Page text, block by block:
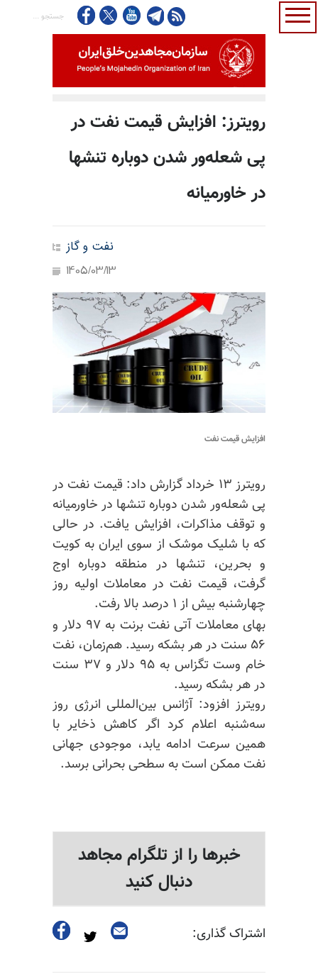
رویترز: افزایش قیمت نفت در
پی شعله‌ور شدن دوباره تنشها
در خاورمیانه
نفت و گاز
1405/03/13
افزایش قیمت نفت
رویترز ۱۳ خرداد گزارش داد: قیمت نفت در
پی شعله‌ور شدن دوباره تنشها در خاورمیانه
و توقف مذاکرات، افزایش یافت. در حالی
که با شلیک موشک از سوی ایران به کویت
و بحرین، تنشها در منطقه دوباره اوج
گرفت، قیمت نفت در معاملات اولیه روز
چهارشنبه بیش از ۱ درصد بالا رفت.
بهای معاملات آتی نفت برنت به ۹۷ دلار و
۵۶ سنت در هر بشکه رسید. هم‌زمان، نفت
خام وست‌ تگزاس
به ۹۵ دلار و ۳۷ سنت
در هر بشکه رسید.
رویترز افزود: آژانس بین‌المللی انرژی روز
سه‌شنبه اعلام کرد اگر کاهش ذخایر با
همین سرعت ادامه یابد، موجودی جهانی
نفت ممکن است به سطحی بحرانی برسد.
خبرها را از تلگرام مجاهد
دنبال کنید
اشتراک گذاری: